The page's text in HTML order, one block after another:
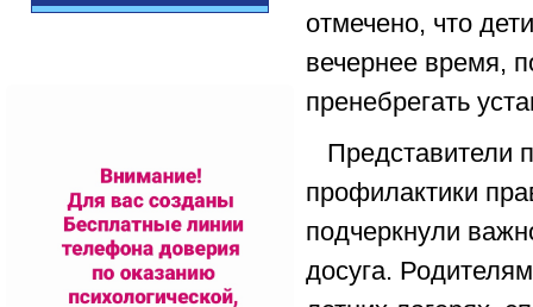
отмечено, что
вечернее время,
пренебрегать
Представители
профилактики
подчеркнули
досуга.